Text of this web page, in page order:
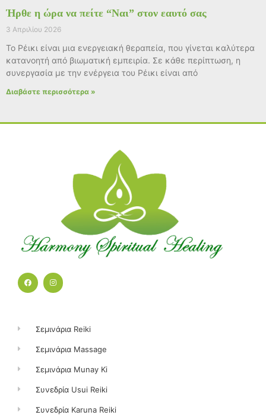
Ήρθε η ώρα να πείτε “Ναι” στον εαυτό σας
3 Απριλίου 2026
Το Ρέικι είναι μια ενεργειακή θεραπεία, που γίνεται καλύτερα
κατανοητή από βιωματική εμπειρία. Σε κάθε περίπτωση, η
συνεργασία με την ενέργεια του Ρέικι είναι από
Διαβάστε περισσότερα »
F
a
I
n
m
Σεμινάρια Reiki
Σεμινάρια Massage
Σεμινάρια Munay Ki
Συνεδρία Usui Reiki
Συνεδρία Karuna Reiki